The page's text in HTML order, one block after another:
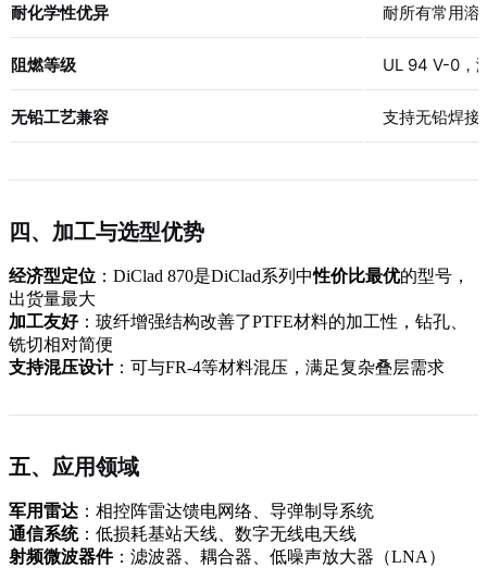
耐化学性优异 耐所有常用溶
阻燃等级 UL 94 V-0，
无铅工艺兼容 支持无铅焊接
四、加工与选型优势
经济型定位 ：DiClad 870是DiClad系列中性价比最优的型号，
出货量最大
加工友好：玻纤增强结构改善了PTFE材料的加工性，钻孔、
铣切相对简便
支持混压设计：可与FR-4等材料混压，满足复杂叠层需求
五、应用领域
军用雷达 ：相控阵雷达馈电网络、导弹制导系统
通信系统：低损耗基站天线、数字无线电天线
射频微波器件：滤波器、耦合器、低噪声放大器（LNA）